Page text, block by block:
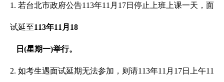
1. 若台北市政府公告113年11月17日停止上班上课一天，面
试延至113年11月18
日(星期一)举行。
2. 如考生遇面试延期无法参加，则请113年11月17日上午11